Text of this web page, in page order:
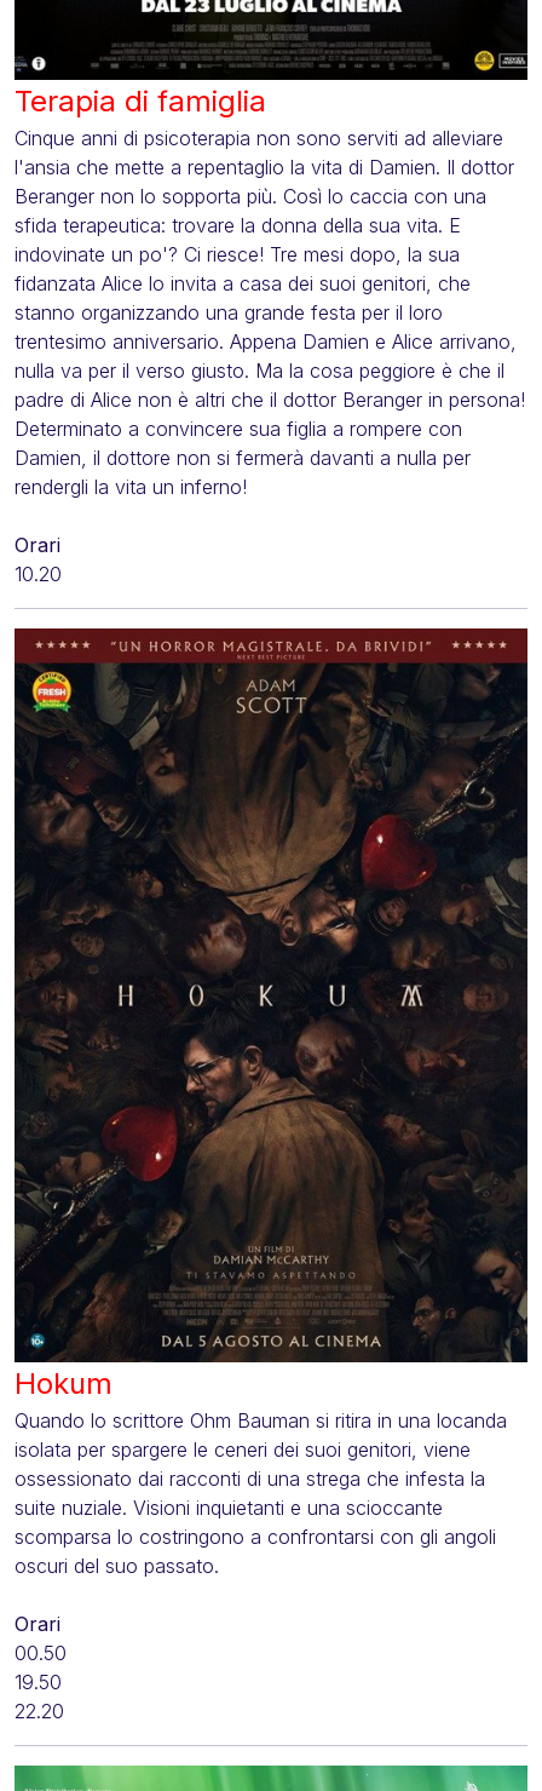
Terapia di famiglia
Cinque anni di psicoterapia non sono serviti ad alleviare
l'ansia che mette a repentaglio la vita di Damien. Il dottor
Beranger non lo sopporta più. Così lo caccia con una
sfida terapeutica: trovare la donna della sua vita. E
indovinate un po'? Ci riesce! Tre mesi dopo, la sua
fidanzata Alice lo invita a casa dei suoi genitori, che
stanno organizzando una grande festa per il loro
trentesimo anniversario. Appena Damien e Alice arrivano,
nulla va per il verso giusto. Ma la cosa peggiore è che il
padre di Alice non è altri che il dottor Beranger in persona!
Determinato a convincere sua figlia a rompere con
Damien, il dottore non si fermerà davanti a nulla per
rendergli la vita un inferno!
Orari
10.20
Hokum
Quando lo scrittore Ohm Bauman si ritira in una locanda
isolata per spargere le ceneri dei suoi genitori, viene
ossessionato dai racconti di una strega che infesta la
suite nuziale. Visioni inquietanti e una scioccante
scomparsa lo costringono a confrontarsi con gli angoli
oscuri del suo passato.
Orari
00.50
19.50
22.20